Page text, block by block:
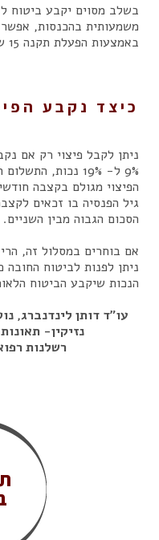
בשלב מסוים יקבע ביטוח
משמעותית בהכנסות,
באמצעות הפעלת תקנה 15 של הביטוח הלאומי.
כיצד נקבע
הפיצוי מגולם בקצבה
גיל הפנסיה בו זכאים
הסכום הגבוה מבין השניים.
אם בוחרים במסלול זה,
ניתן לפנות לביטוח
הנכות שיקבע הביטוח
עו"ד דותן לינדנברג,
נזיקין-
רשלנות רפואית –